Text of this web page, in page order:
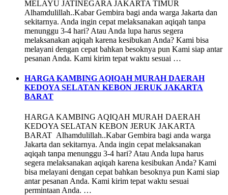
MELAYU JATINEGARA JAKARTA TIMUR
Alhamdulillah..Kabar Gembira bagi anda warga Jakarta dan
sekitarnya. Anda ingin cepat melaksanakan aqiqah tanpa
menunggu 3-4 hari? Atau Anda lupa harus segera
melaksanakan aqiqah karena kesibukan Anda? Kami bisa
melayani dengan cepat bahkan besoknya pun Kami siap antar
pesanan Anda. Kami kirim tepat waktu sesuai …
HARGA KAMBING AQIQAH MURAH DAERAH
KEDOYA SELATAN KEBON JERUK JAKARTA
BARAT
HARGA KAMBING AQIQAH MURAH DAERAH
KEDOYA SELATAN KEBON JERUK JAKARTA
BARAT Alhamdulillah..Kabar Gembira bagi anda warga
Jakarta dan sekitarnya. Anda ingin cepat melaksanakan
aqiqah tanpa menunggu 3-4 hari? Atau Anda lupa harus
segera melaksanakan aqiqah karena kesibukan Anda? Kami
bisa melayani dengan cepat bahkan besoknya pun Kami siap
antar pesanan Anda. Kami kirim tepat waktu sesuai
permintaan Anda. …